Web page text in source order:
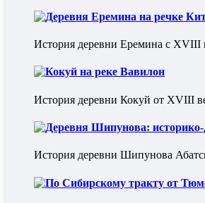
Деревня Еремина на речке
История деревни Еремина с XVIII
Кокуй на реке Вавилон
История деревни Кокуй от XVIII
Деревня Шипунова:
История деревни Шипунова
По Сибирскому тракту от